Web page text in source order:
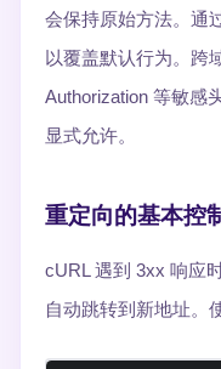
会保持原始方法。通
以覆盖默认行为。跨
Authorization 等敏感
显式允许。
重定向的基本控
cURL 遇到 3xx 响应
自动跳转到新地址。